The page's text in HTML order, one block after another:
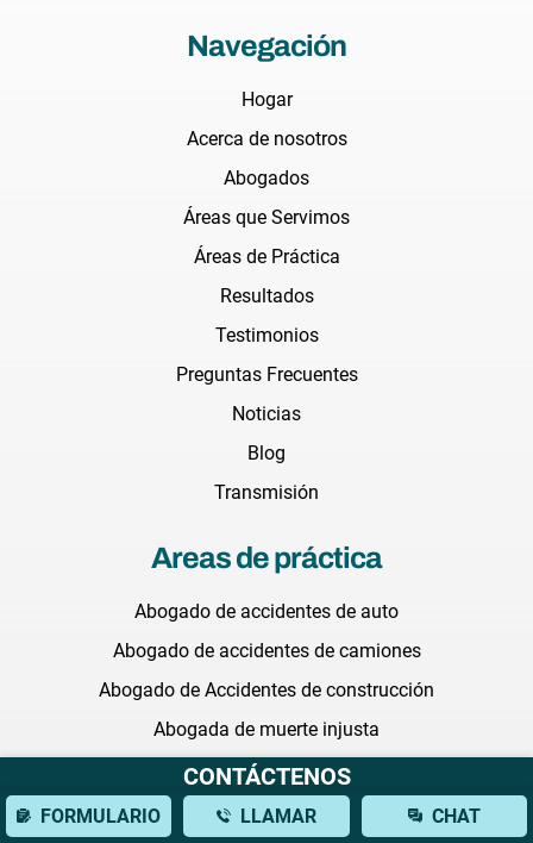
Navegación
Hogar
Acerca de nosotros
Abogados
Áreas que Servimos
Áreas de Práctica
Resultados
Testimonios
Preguntas Frecuentes
Noticias
Blog
Transmisión
Areas de práctica
Abogado de accidentes de auto
Abogado de accidentes de camiones
Abogado de Accidentes de construcción
Abogada de muerte injusta
Abogada de negligencia medica
Abogado de abuso en hogares de ancianos
CONTÁCTENOS
FORMULARIO LLAMAR CHAT